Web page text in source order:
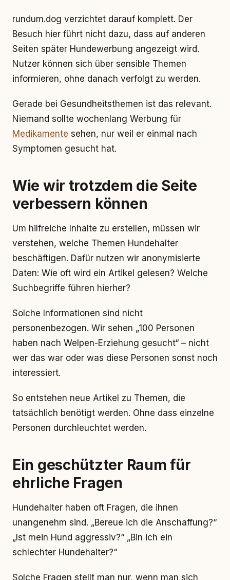
rundum.dog verzichtet darauf komplett. Der
Besuch hier führt nicht dazu, dass auf anderen
Seiten später Hundewerbung angezeigt wird.
Nutzer können sich über sensible Themen
informieren, ohne danach verfolgt zu werden.
Gerade bei Gesundheitsthemen ist das relevant.
Niemand sollte wochenlang Werbung für
Medikamente sehen, nur weil er einmal nach
Symptomen gesucht hat.
Wie wir trotzdem die Seite
verbessern können
Um hilfreiche Inhalte zu erstellen, müssen wir
verstehen, welche Themen Hundehalter
beschäftigen. Dafür nutzen wir anonymisierte
Daten: Wie oft wird ein Artikel gelesen? Welche
Suchbegriffe führen hierher?
Solche Informationen sind nicht
personenbezogen. Wir sehen „100 Personen
haben nach Welpen-Erziehung gesucht“ – nicht
wer das war oder was diese Personen sonst noch
interessiert.
So entstehen neue Artikel zu Themen, die
tatsächlich benötigt werden. Ohne dass einzelne
Personen durchleuchtet werden.
Ein geschützter Raum für
ehrliche Fragen
Hundehalter haben oft Fragen, die ihnen
unangenehm sind. „Bereue ich die Anschaffung?“
„Ist mein Hund aggressiv?“ „Bin ich ein
schlechter Hundehalter?“
Solche Fragen stellt man nur, wenn man sich